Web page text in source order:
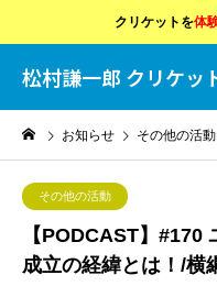
クリケットを体
松村謙一郎 クリケッ
お知らせ その他の活動
その他の活動
【PODCAST】#170
成立の経緯とは！/横